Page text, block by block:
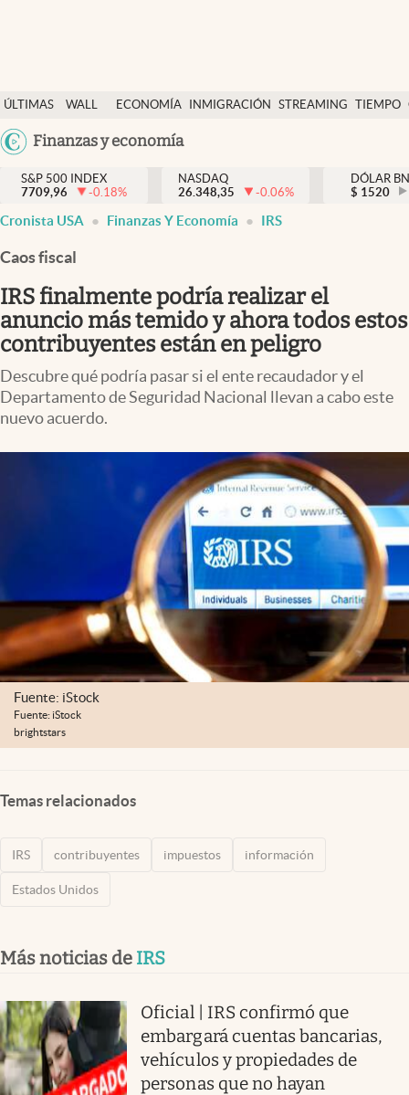
ÚLTIMAS
NOTICIAS
WALL
DÓLAR
ECONOMÍA INMIGRACIÓN STREAMING TIEMPO
México
Finanzas y economía
Finanzas y economía
Wall Street y dólar
Inmigración
Espiritual
Streaming
PC y mobile
Lifestyle
S&P 500 INDEX
7709,96
-0.18%
NASDAQ
26.348,35
-0.06%
DÓLAR
$ 1520
Cronista USA Finanzas Y Economía IRS
Caos fiscal
IRS finalmente podría realizar el
anuncio más temido y ahora todos estos
contribuyentes están en peligro
Descubre qué podría pasar si el ente recaudador y el
Departamento de Seguridad Nacional llevan a cabo este
nuevo acuerdo.
Fuente: iStock
Fuente: iStock
brightstars
Temas relacionados
IRS contribuyentes impuestos información
Estados Unidos
Más noticias de IRS
Oficial | IRS confirmó que
embargará cuentas bancarias,
vehículos y propiedades de
personas que no hayan